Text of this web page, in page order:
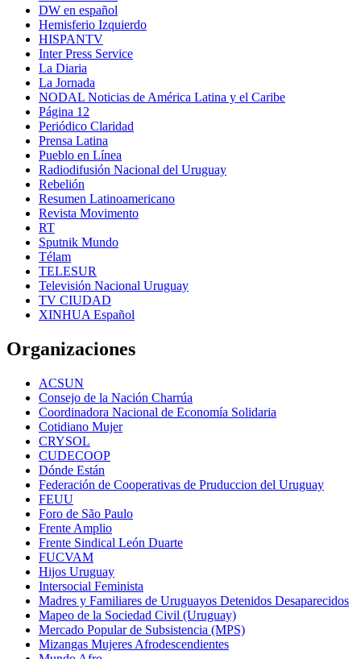
DW en español
Hemisferio Izquierdo
HISPANTV
Inter Press Service
La Diaria
La Jornada
NODAL Noticias de América Latina y el Caribe
Página 12
Periódico Claridad
Prensa Latina
Pueblo en Línea
Radiodifusión Nacional del Uruguay
Rebelión
Resumen Latinoamericano
Revista Movimento
RT
Sputnik Mundo
Télam
TELESUR
Televisión Nacional Uruguay
TV CIUDAD
XINHUA Español
Organizaciones
ACSUN
Consejo de la Nación Charrúa
Coordinadora Nacional de Economía Solidaria
Cotidiano Mujer
CRYSOL
CUDECOOP
Dónde Están
Federación de Cooperativas de Pruduccion del Uruguay
FEUU
Foro de São Paulo
Frente Amplio
Frente Sindical León Duarte
FUCVAM
Hijos Uruguay
Intersocial Feminista
Madres y Familiares de Uruguayos Detenidos Desaparecidos
Mapeo de la Sociedad Civil (Uruguay)
Mercado Popular de Subsistencia (MPS)
Mizangas Mujeres Afrodescendientes